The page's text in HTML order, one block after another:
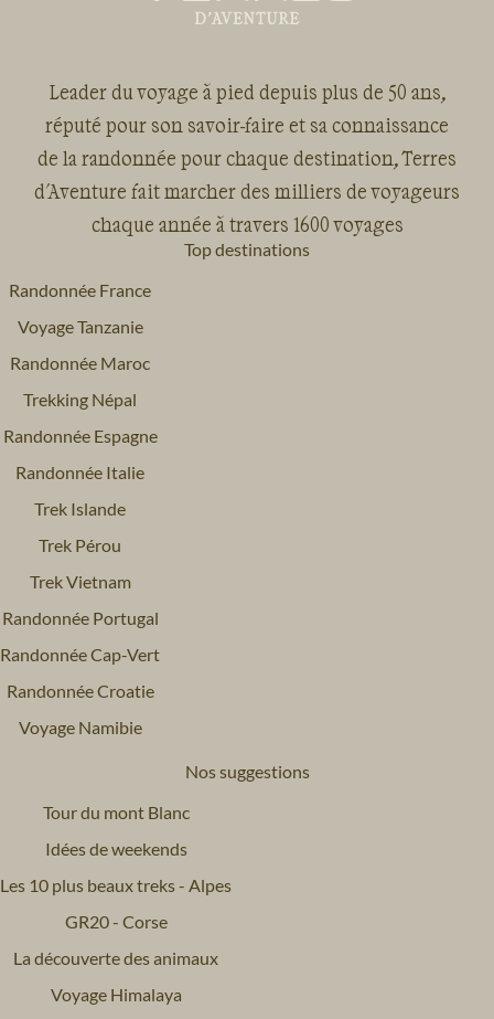
Leader du voyage à pied depuis plus de 50 ans,
réputé pour son savoir-faire et sa connaissance
de la randonnée pour chaque destination, Terres
d'Aventure fait marcher des milliers de voyageurs
chaque année à travers 1600 voyages
Top destinations
Randonnée France
Voyage Tanzanie
Randonnée Maroc
Trekking Népal
Randonnée Espagne
Randonnée Italie
Trek Islande
Trek Pérou
Trek Vietnam
Randonnée Portugal
Randonnée Cap-Vert
Randonnée Croatie
Voyage Namibie
Nos suggestions
Tour du mont Blanc
Idées de weekends
Les 10 plus beaux treks - Alpes
GR20 - Corse
La découverte des animaux
Voyage Himalaya